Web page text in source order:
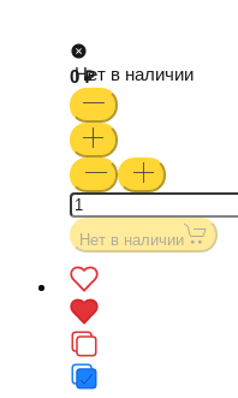
Нет в наличии
0
Нет в наличии